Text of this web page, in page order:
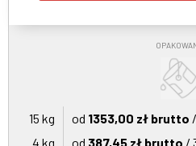
15 kg od 1353,00 zł brutto
4 kg
od 387,45 zł brutto /